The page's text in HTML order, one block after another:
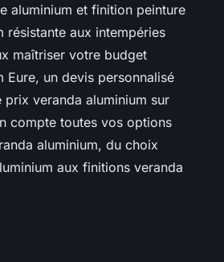
aluminium et finition peinture
résistante aux intempéries
maîtriser votre budget
Eure, un devis personnalisé
prix veranda aluminium sur
compte toutes vos options
aluminium, du choix
aux finitions veranda